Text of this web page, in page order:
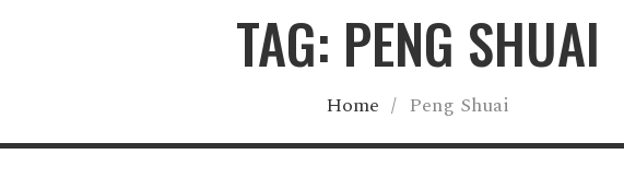
TAG: PENG SHUAI
Home / Peng Shuai